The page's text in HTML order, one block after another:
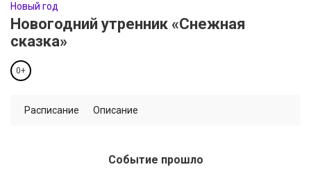
Новый год
Новогодний утренник «Снежная
сказка»
0+
Расписание Описание
Событие прошло